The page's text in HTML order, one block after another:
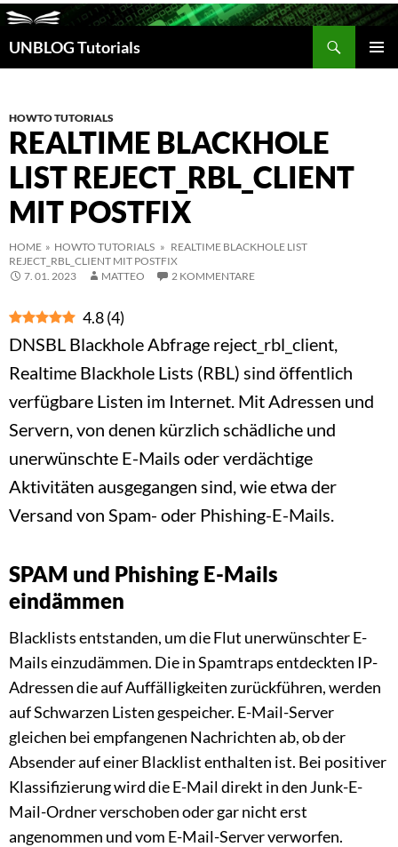
UNBLOG Tutorials
Suchen
HOWTO TUTORIALS
REALTIME BLACKHOLE
LIST REJECT_RBL_CLIENT
MIT POSTFIX
HOME » HOWTO TUTORIALS » REALTIME BLACKHOLE LIST
REJECT_RBL_CLIENT MIT POSTFIX
7. 01. 2023
MATTEO 2 KOMMENTARE
4.8(4)
DNSBL Blackhole Abfrage reject_rbl_client,
Realtime Blackhole Lists (RBL) sind öffentlich
verfügbare Listen im Internet. Mit Adressen und
Servern, von denen kürzlich schädliche und
unerwünschte E-Mails oder verdächtige
Aktivitäten ausgegangen sind, wie etwa der
Versand von Spam- oder Phishing-E-Mails.
SPAM und Phishing E-Mails
eindämmen
Blacklists entstanden, um die Flut unerwünschter E-
Mails einzudämmen. Die in Spamtraps entdeckten IP-
Adressen die auf Auffälligkeiten zurückführen, werden
auf Schwarzen Listen gespeicher. E-Mail-Server
gleichen bei empfangenen Nachrichten ab, ob der
Absender auf einer Blacklist enthalten ist. Bei positiver
Klassifizierung wird die E-Mail direkt in den Junk-E-
Mail-Ordner verschoben oder gar nicht erst
angenommen und vom E-Mail-Server verworfen.